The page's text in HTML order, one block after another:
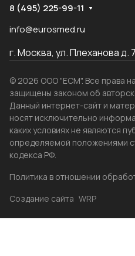
8 (495) 225-99-11
info@eurosmed.ru
г. Москва, ул. Плеханова д. 7
© 2026 ООО "ЕСМ". Все права
защищены законом об
Данный интернет-сайт и
носят исключительно
каких условиях не являются
определяемой положениями
кодекса РФ.
Политика в отношении
Создание сайта WRP